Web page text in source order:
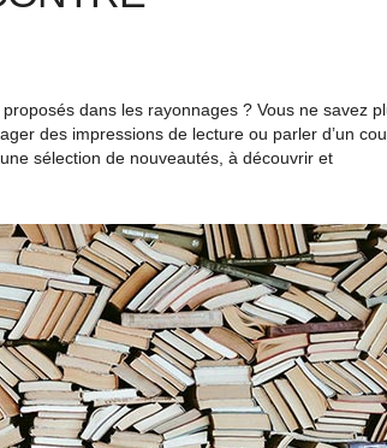
dans les rayonnages ? Vous ne savez
des impressions de lecture ou parler d’un
sélection de nouveautés, à découvrir et